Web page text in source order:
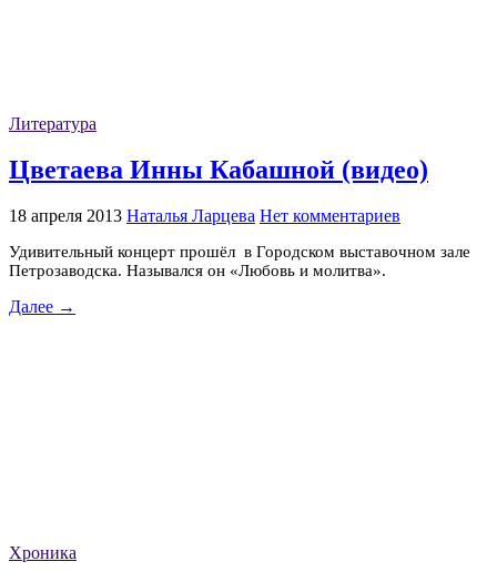
Литература
Цветаева Инны Кабашной (видео)
18 апреля 2013 Наталья Ларцева Нет комментариев
Удивительный концерт прошёл в Городском выставочном зале
Петрозаводска. Назывался он «Любовь и молитва».
Далее →
Хроника